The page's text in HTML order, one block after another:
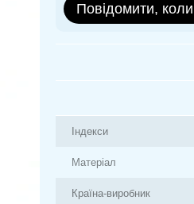
Повідомити,
Індекси
Матеріал
Країна-виробник